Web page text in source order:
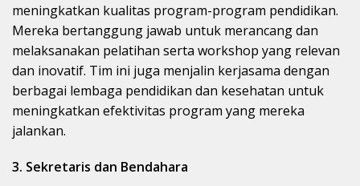
meningkatkan kualitas program-program pendidikan.
Mereka bertanggung jawab untuk merancang dan
melaksanakan pelatihan serta workshop yang relevan
dan inovatif. Tim ini juga menjalin kerjasama dengan
berbagai lembaga pendidikan dan kesehatan untuk
meningkatkan efektivitas program yang mereka
jalankan.
3. Sekretaris dan Bendahara